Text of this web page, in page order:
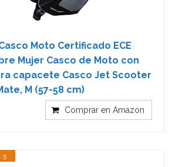
Moto Certificado ECE
Mujer Casco de Moto con
capacete Casco Jet Scooter
M (57-58 cm)
Comprar en Amazon
5